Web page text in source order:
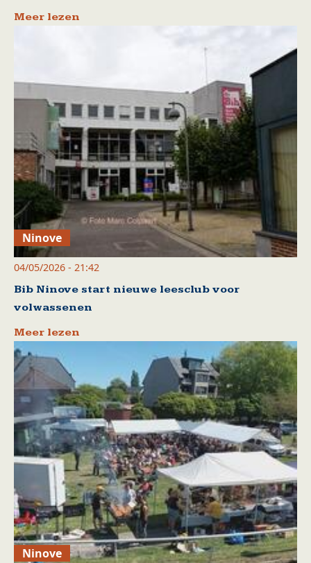
Meer lezen
Ninove
04/05/2026 - 21:42
Bib Ninove start nieuwe leesclub voor
volwassenen
Meer lezen
Ninove